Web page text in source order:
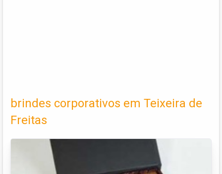
brindes corporativos em Teixeira de
Freitas